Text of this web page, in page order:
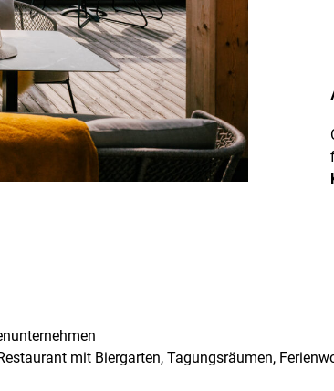
mit Biergarten, Tagungsräumen,